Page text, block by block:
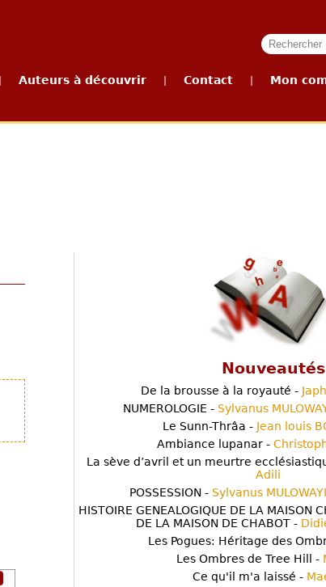
Auteurs à découvrir Contact Mon
Nouveautés
De la brousse à la royauté -
NUMEROLOGIE - Sylvanus
Le Sunn-Thrâa - Jean louis
Ambiance lupanar -
La sève d’avril et un meurtre
Adili
POSSESSION - Sylvanus
HISTOIRE GENEALOGIQUE DE LA MAISON
DE LA MAISON DE CHABOT -
Les Pogues: Héritage des
Les Ombres de Tree Hill -
Ce qu'il m'a laissé -